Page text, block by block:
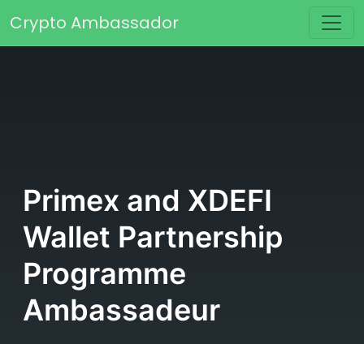
Navegación principal
Crypto Ambassador
Primex and XDEFI
Wallet Partnership
Programme
Ambassadeur